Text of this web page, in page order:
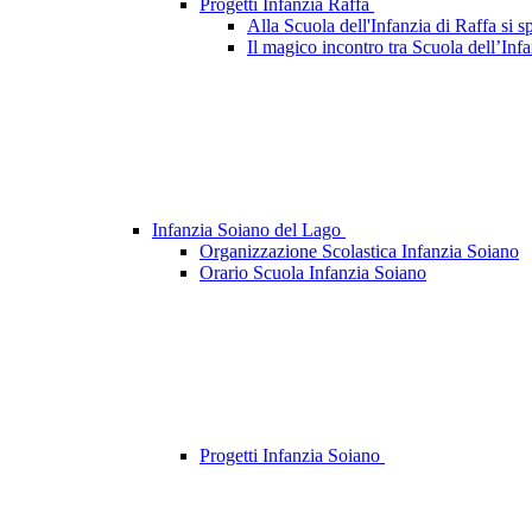
Progetti Infanzia Raffa
Alla Scuola dell'Infanzia di Raffa si
Il magico incontro tra Scuola
Infanzia Soiano del Lago
Organizzazione Scolastica Infanzia Soiano
Orario Scuola Infanzia Soiano
Progetti Infanzia Soiano